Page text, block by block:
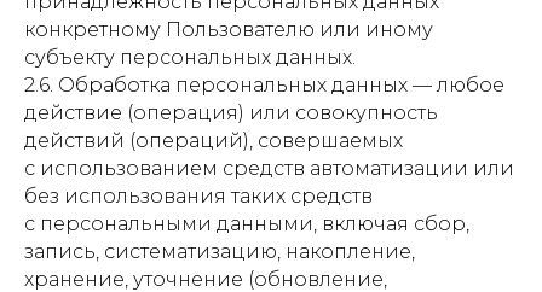
конкретному Пользователю или иному
субъекту персональных данных.
2.6. Обработка персональных данных — любое
действие (операция) или совокупность
действий (операций), совершаемых
с использованием средств автоматизации или
без использования таких средств
с персональными данными, включая сбор,
запись, систематизацию, накопление,
хранение, уточнение (обновление,